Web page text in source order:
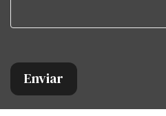
Enviar